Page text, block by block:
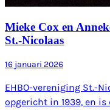
Mieke Cox en
St.-Nicolaas
16 januari 2026
EHBO-vereniging St.-
opgericht in 1939, en